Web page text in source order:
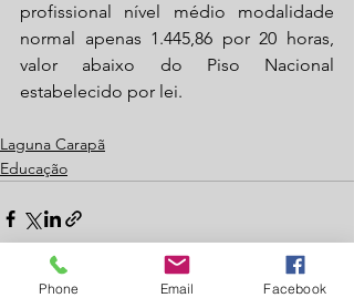
profissional nível médio modalidade
normal apenas 1.445,86 por 20 horas,
valor abaixo do Piso Nacional
estabelecido por lei.
Laguna Carapã
Educação
Phone Email Facebook